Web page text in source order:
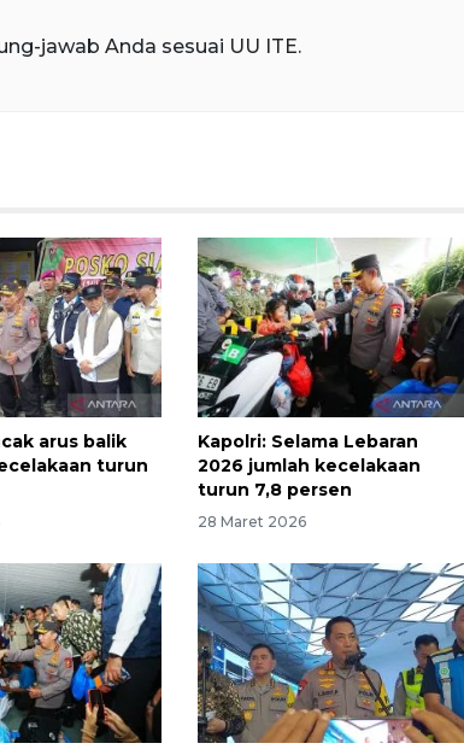
jawab Anda sesuai UU ITE.
arus balik
turun
Kapolri: Selama Lebaran
2026 jumlah kecelakaan
turun 7,8 persen
28 Maret 2026